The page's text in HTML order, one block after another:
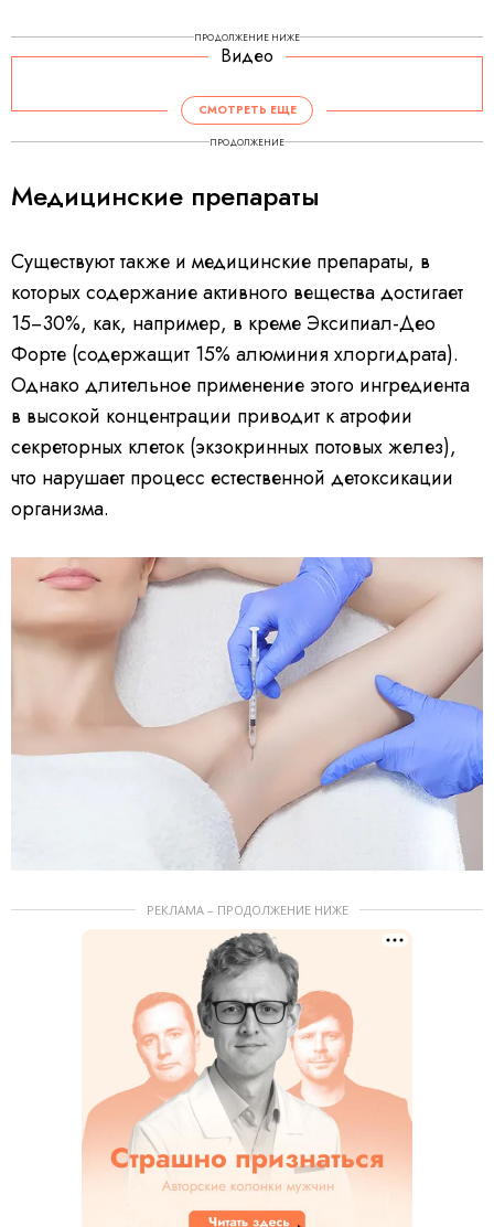
ПРОДОЛЖЕНИЕ НИЖЕ
Видео
СМОТРЕТЬ ЕЩЕ
ПРОДОЛЖЕНИЕ
Медицинские препараты
Существуют также и медицинские препараты, в
которых содержание активного вещества достигает
15−30%, как, например, в креме Эксипиал-Део
Форте (содержащит 15% алюминия хлоргидрата).
Однако длительное применение этого ингредиента
в высокой концентрации приводит к атрофии
секреторных клеток (экзокринных потовых желез),
что нарушает процесс естественной детоксикации
организма.
РЕКЛАМА – ПРОДОЛЖЕНИЕ НИЖЕ